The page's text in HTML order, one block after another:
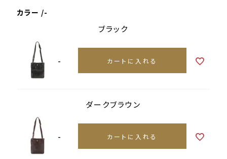
カラー -
ブラック
- カートに入れる
ダークブラウン
- カートに入れる